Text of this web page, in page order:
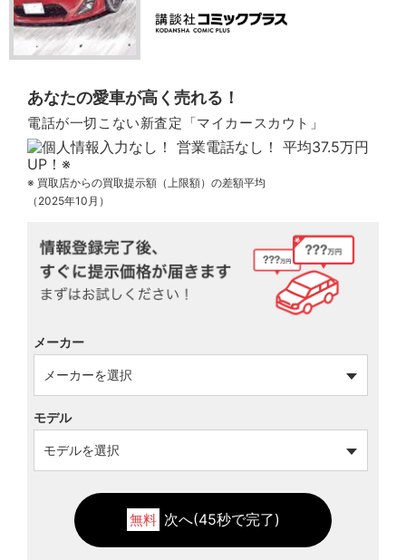
あなたの愛車が高く売れる！
電話が一切こない新査定「マイカースカウト」
※ 買取店からの買取提示額（上限額）の差額平均
（2025年10月）
メーカー
モデル
無料 次へ(45秒で完了)